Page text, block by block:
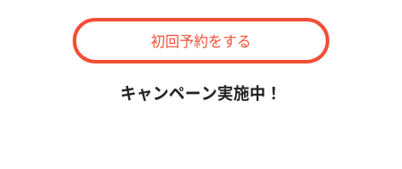
初回予約をする
キャンペーン実施中！